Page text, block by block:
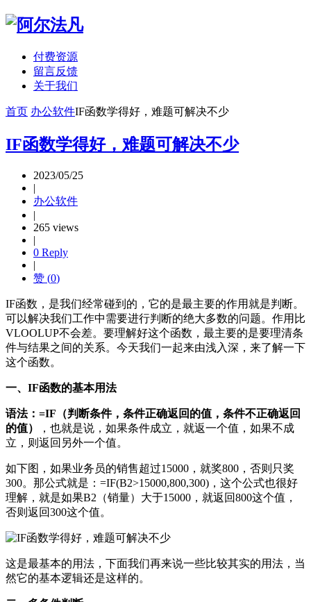
付费资源
留言反馈
关于我们
首页 办公软件IF函数学得好，难题可解决不少
IF函数学得好，难题可解决不少
2023/05/25
|
办公软件
|
265 views
|
0 Reply
|
赞 (0)
IF函数，是我们经常碰到的，它的是最主要的作用就是判断。
可以解决我们工作中需要进行判断的绝大多数的问题。作用比
VLOOLUP不会差。要理解好这个函数，最主要的是要理清条
件与结果之间的关系。今天我们一起来由浅入深，来了解一下
这个函数。
一、IF函数的基本用法
语法：=IF（判断条件，条件正确返回的值，条件不正确返回
的值）
，也就是说，如果条件成立，就返一个值，如果不成
立，则返回另外一个值。
如下图，如果业务员的销售超过15000，就奖800，否则只奖
300。那公式就是：=IF(B2>15000,800,300)，这个公式也很好
理解，就是如果B2（销量）大于15000，就返回800这个值，
否则返回300这个值。
这是最基本的用法，下面我们再来说一些比较其实的用法，当
然它的基本逻辑还是这样的。